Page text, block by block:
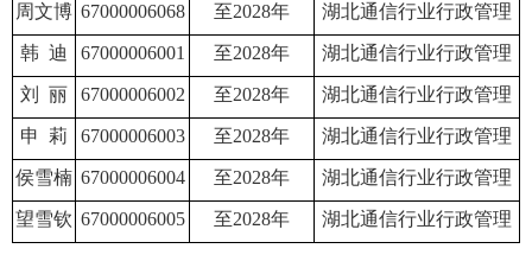
周文博 67000006068 至2028年 湖北通信行业行政管理
韩 迪 67000006001 至2028年 湖北通信行业行政管理
刘 丽 67000006002 至2028年 湖北通信行业行政管理
申 莉 67000006003 至2028年 湖北通信行业行政管理
侯雪楠 67000006004 至2028年 湖北通信行业行政管理
望雪钦 67000006005 至2028年 湖北通信行业行政管理